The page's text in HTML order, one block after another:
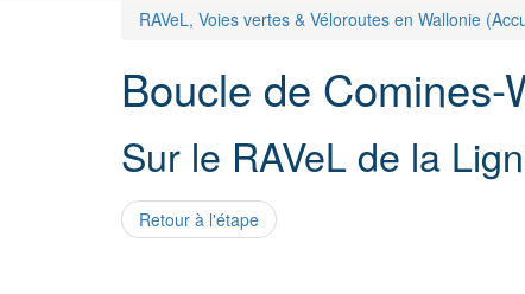
RAVeL, Voies vertes & Véloroutes en Wallonie
Boucle de Comines-
Sur le RAVeL de la
Retour à l'étape